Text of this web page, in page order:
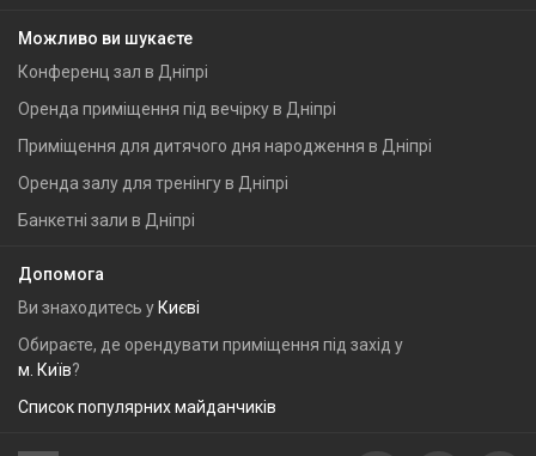
Можливо ви шукаєте
Конференц зал в Дніпрі
Оренда приміщення під вечірку в Дніпрі
Приміщення для дитячого дня народження в Дніпрі
Оренда залу для тренінгу в Дніпрі
Банкетні зали в Дніпрі
Допомога
Ви знаходитесь у Києві
Обираєте, де орендувати приміщення під захід у
м. Київ?
Список популярних майданчиків